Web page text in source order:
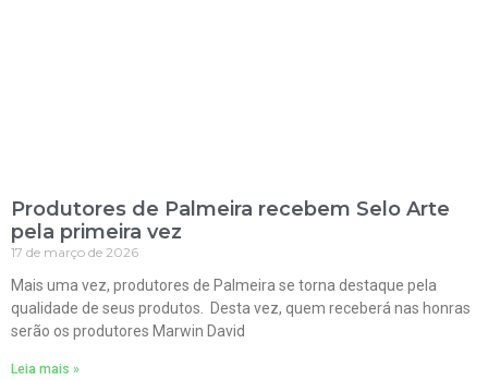
Produtores de Palmeira recebem Selo Arte
pela primeira vez
17 de março de 2026
Mais uma vez, produtores de Palmeira se torna destaque pela
qualidade de seus produtos. Desta vez, quem receberá nas honras
serão os produtores Marwin David
Leia mais »